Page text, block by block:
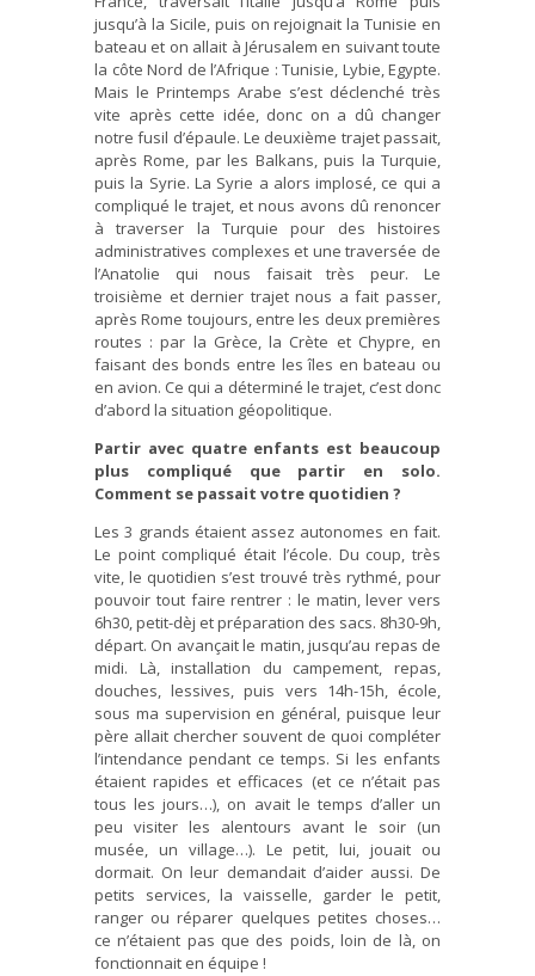
jusqu’à la Sicile, puis on rejoignait la Tunisie en
bateau et on allait à Jérusalem en suivant toute
la côte Nord de l’Afrique : Tunisie, Lybie, Egypte.
Mais le Printemps Arabe s’est déclenché très
vite après cette idée, donc on a dû changer
notre fusil d’épaule. Le deuxième trajet passait,
après Rome, par les Balkans, puis la Turquie,
puis la Syrie. La Syrie a alors implosé, ce qui a
compliqué le trajet, et nous avons dû renoncer
à traverser la Turquie pour des histoires
administratives complexes et une traversée de
l’Anatolie qui nous faisait très peur. Le
troisième et dernier trajet nous a fait passer,
après Rome toujours, entre les deux premières
routes : par la Grèce, la Crète et Chypre, en
faisant des bonds entre les îles en bateau ou
en avion. Ce qui a déterminé le trajet, c’est donc
d’abord la situation géopolitique.
Partir avec quatre enfants est beaucoup
plus compliqué que partir en solo.
Comment se passait votre quotidien ?
Les 3 grands étaient assez autonomes en fait.
Le point compliqué était l’école. Du coup, très
vite, le quotidien s’est trouvé très rythmé, pour
pouvoir tout faire rentrer : le matin, lever vers
6h30, petit-dèj et préparation des sacs. 8h30-9h,
départ. On avançait le matin, jusqu’au repas de
midi. Là, installation du campement, repas,
douches, lessives, puis vers 14h-15h, école,
sous ma supervision en général, puisque leur
père allait chercher souvent de quoi compléter
l’intendance pendant ce temps. Si les enfants
étaient rapides et efficaces (et ce n’était pas
tous les jours…), on avait le temps d’aller un
peu visiter les alentours avant le soir (un
musée, un village…). Le petit, lui, jouait ou
dormait. On leur demandait d’aider aussi. De
petits services, la vaisselle, garder le petit,
ranger ou réparer quelques petites choses…
ce n’étaient pas que des poids, loin de là, on
fonctionnait en équipe !